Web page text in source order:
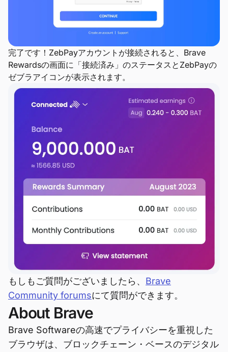
完了です！ZebPayアカウントが接続されると、Brave
Rewardsの画面に「接続済み」のステータスとZebPayの
ゼブラアイコンが表示されます。
もしもご質問がございましたら、 Brave
Community forumsにて質問ができます。
About Brave
Brave Softwareの高速でプライバシーを重視した
ブラウザは、ブロックチェーン・ベースのデジタル